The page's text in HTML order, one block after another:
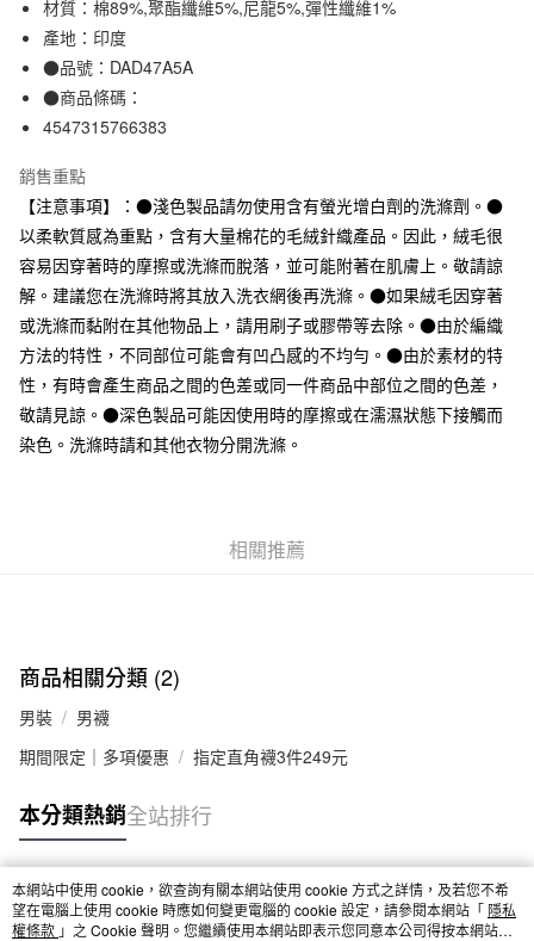
合作金庫商業銀行
第一商業銀行
華南商業銀行
上海商業儲蓄銀行
臺灣中小企業銀行
匯豐（台灣）商業銀行
元大商業銀行
玉山商業銀行
星展（台灣）商業銀行
台新國際商業銀行
中國信託商業銀行
台灣樂天信用卡公司
超商取貨付款
LINE Pay
Apple Pay
悠遊付
運送方式
全家取貨付款
每筆NT$65，滿NT$1,000(含以上)免運費
付款後全家取貨
每筆NT$65，滿NT$1,000(含以上)免運費
7-11取貨付款
每筆NT$65，滿NT$1,000(含以上)免運費
無印良品門市自取
免運費
材質：棉89%,聚酯纖維5%,尼龍5%,彈性纖維1%
產地：印度
●品號：DAD47A5A
●商品條碼：
4547315766383
銷售重點
【注意事項】：●淺色製品請勿使用含有螢光增白劑的洗滌劑。●
以柔軟質感為重點，含有大量棉花的毛絨針織產品。因此，絨毛很
容易因穿著時的摩擦或洗滌而脫落，並可能附著在肌膚上。敬請諒
解。建議您在洗滌時將其放入洗衣網後再洗滌。●如果絨毛因穿著
或洗滌而黏附在其他物品上，請用刷子或膠帶等去除。●由於編織
方法的特性，不同部位可能會有凹凸感的不均勻。●由於素材的特
性，有時會產生商品之間的色差或同一件商品中部位之間的色差，
敬請見諒。●深色製品可能因使用時的摩擦或在濡濕狀態下接觸而
染色。洗滌時請和其他衣物分開洗滌。
相關推薦
商品相關分類 (2)
男裝
男襪
期間限定｜多項優惠
指定直角襪3件249元
本分類熱銷全站排行
熱門標籤
本網站中使用 cookie，欲查詢有關本網站使用 cookie 方式之詳情，及若您不希
望在電腦上使用 cookie 時應如何變更電腦的 cookie 設定，請參閱本網站「 隱私
權條款 」之 Cookie 聲明。您繼續使用本網站即表示您同意本公司得按本網站使